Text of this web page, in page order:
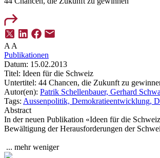
A A
Publikationen
Datum: 15.02.2013
Titel: Ideen für die Schweiz
Untertitel: 44 Chancen, die Zukunft zu
Autor(en): Patrik Schellenbauer, Gerhard
Tags: Aussenpolitik, Demokratieentwicklung,
Abstract
In der neuen Publikation «Ideen für die
Bewältigung der Herausforderungen der
... mehrweniger